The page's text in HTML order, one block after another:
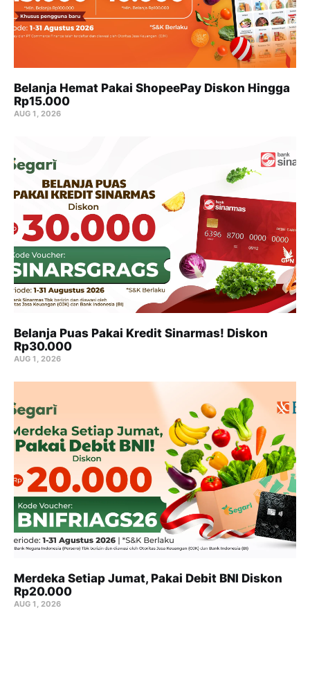
Belanja Hemat Pakai ShopeePay Diskon Hingga
Rp15.000
AUG 1, 2026
Belanja Puas Pakai Kredit Sinarmas! Diskon
Rp30.000
AUG 1, 2026
Merdeka Setiap Jumat, Pakai Debit BNI Diskon
Rp20.000
AUG 1, 2026